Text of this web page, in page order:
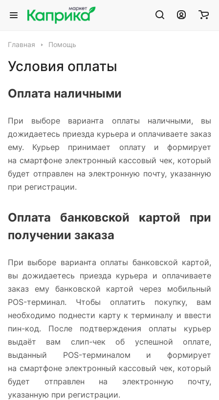
Главная Помощь
Условия оплаты
Оплата наличными
При выборе варианта оплаты наличными, вы
дожидаетесь приезда курьера и оплачиваете заказ
ему. Курьер принимает оплату и формирует
на смартфоне электронный кассовый чек, который
будет отправлен на электронную почту, указанную
при регистрации.
Оплата банковской картой при
получении заказа
При выборе варианта оплаты банковской картой,
вы дожидаетесь приезда курьера и оплачиваете
заказ ему банковской картой через мобильный
POS-терминал. Чтобы оплатить покупку, вам
необходимо поднести карту к терминалу и ввести
пин-код. После подтверждения оплаты курьер
выдаёт вам слип-чек об успешной оплате,
выданный POS-терминалом и формирует
на смартфоне электронный кассовый чек, который
будет отправлен на электронную почту,
указанную при регистрации.